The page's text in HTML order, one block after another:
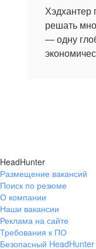
Хэдхантер
решать
— одну
HeadHunter
Размещение вакансий
Поиск по резюме
О компании
Наши вакансии
Реклама на сайте
Требования к ПО
Безопасный HeadHunter